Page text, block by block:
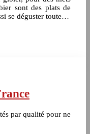
sont des plats de
se déguster toute…
par qualité pour ne